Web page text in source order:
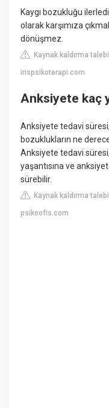
Kaygı bozukluğu
olarak karşımıza
dönüşmez.
Kaynak kaldırma talebi
irispsikoterapi.com
Anksiyete kaç
Anksiyete tedavi
bozuklukların ne
Anksiyete tedavi
yaşantısına ve
sürebilir.
Kaynak kaldırma talebi
psikoofis.com